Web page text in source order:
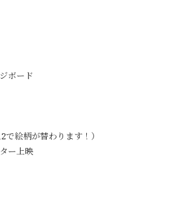
ボード
絵柄が替わります！）
ー上映